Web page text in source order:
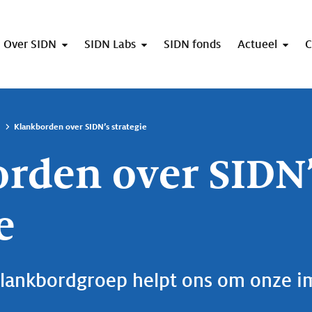
Over SIDN SIDN Labs SIDN fonds Actueel
Klankborden over SIDN’s strategie
over
helpt ons om onze